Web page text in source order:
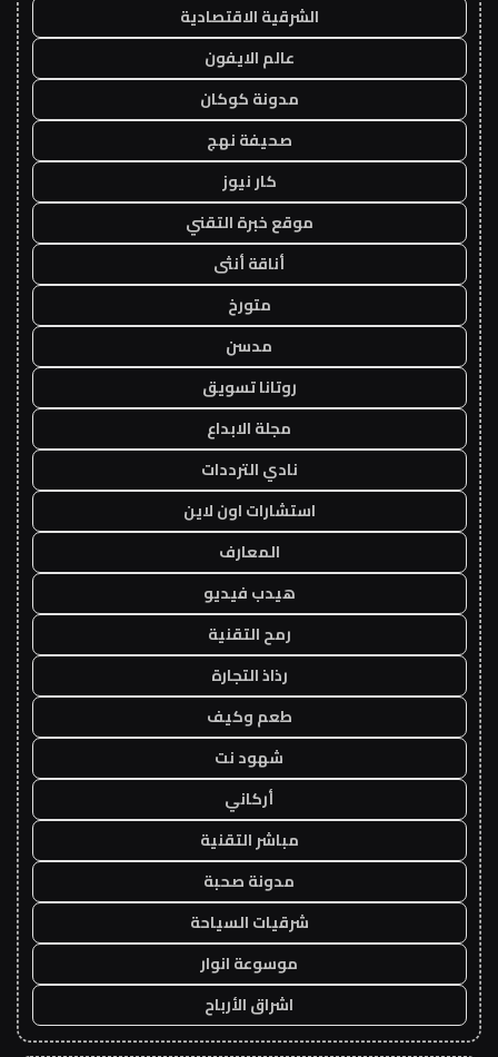
الشرقية الاقتصادية
عالم الايفون
مدونة كوكان
صحيفة نهج
كار نيوز
موقع خبرة التقني
أناقة أنثى
متورخ
مدسن
روتانا تسويق
مجلة الابداع
نادي الترددات
استشارات اون لاين
المعارف
هيدب فيديو
رمح التقنية
رذاذ التجارة
طعم وكيف
شهود نت
أركاني
مباشر التقنية
مدونة صحبة
شرقيات السياحة
موسوعة انوار
اشراق الأرباح